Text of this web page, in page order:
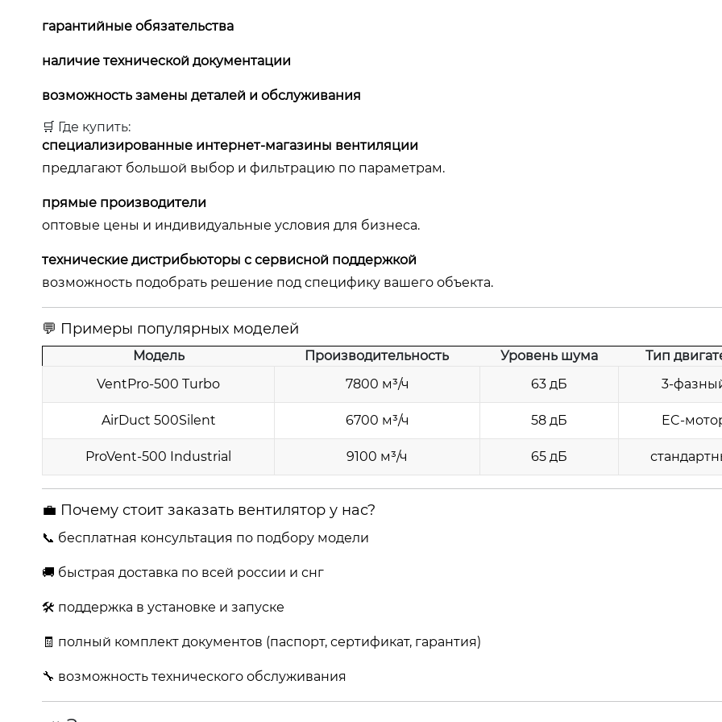
гарантийные обязательства
наличие технической документации
возможность замены деталей и обслуживания
🛒 Где купить:
специализированные интернет-магазины вентиляции
предлагают большой выбор и фильтрацию по параметрам.
прямые производители
оптовые цены и индивидуальные условия для бизнеса.
технические дистрибьюторы с сервисной поддержкой
возможность подобрать решение под специфику вашего объекта.
💬 Примеры популярных моделей
Модель Производительность Уровень шума
Тип
VentPro-500 Turbo
7800 м³/ч 63 дБ 3-
AirDuct 500Silent 6700 м³/ч 58 дБ EC-
ProVent-500 Industrial 9100 м³/ч 65 дБ
💼 Почему стоит заказать вентилятор у нас?
📞 бесплатная консультация по подбору модели
🚚 быстрая доставка по всей россии и снг
🛠 поддержка в установке и запуске
🧾 полный комплект документов (паспорт, сертификат, гарантия)
🔧 возможность технического обслуживания